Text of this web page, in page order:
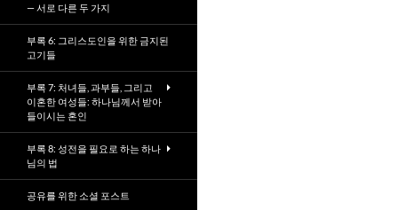
— 서로 다른 두 가지
부록 6: 그리스도인을 위한 금지된
고기들
부록 7: 처녀들, 과부들, 그리고
이혼한 여성들: 하나님께서 받아
들이시는 혼인
부록 8: 성전을 필요로 하는 하나
님의 법
공유를 위한 소셜 포스트